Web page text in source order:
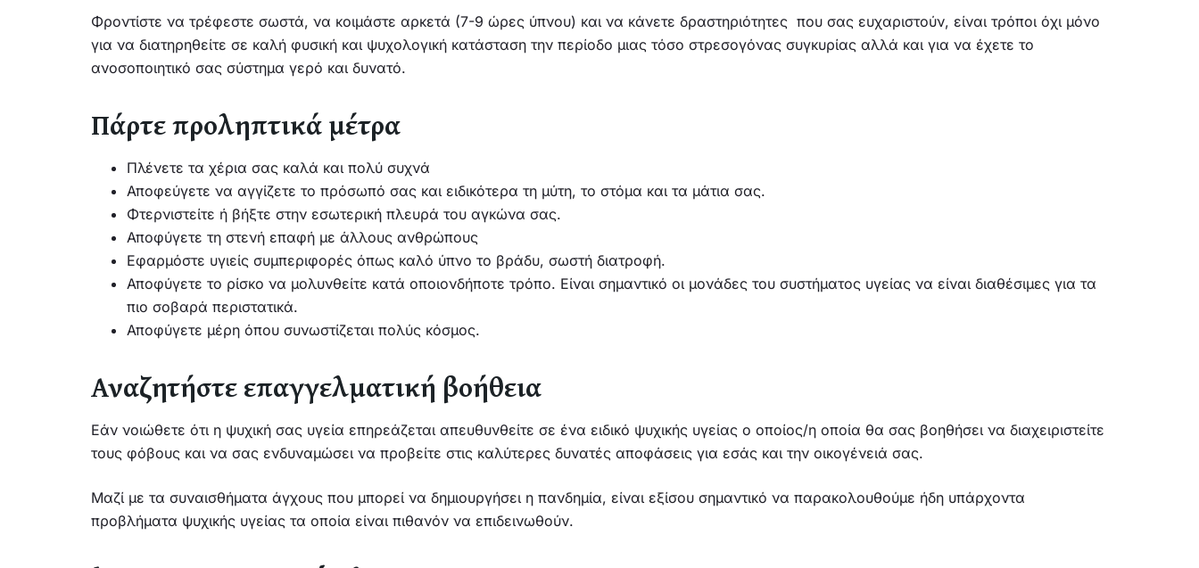
Φροντίστε να τρέφεστε σωστά, να κοιμάστε αρκετά (7-9 ώρες ύπνου) και να κάνετε δραστηριότητες που σας ευχαριστούν, είναι τρόποι όχι μόνο
για να διατηρηθείτε σε καλή φυσική και ψυχολογική κατάσταση την περίοδο μιας τόσο στρεσογόνας συγκυρίας αλλά και για να έχετε το
ανοσοποιητικό σας σύστημα γερό και δυνατό.
Πάρτεπροληπτικάμέτρα
Πλένετε τα χέρια σας καλά και πολύ συχνά
Αποφεύγετε να αγγίζετε το πρόσωπό σας και ειδικότερα τη μύτη, το στόμα και τα μάτια σας.
Φτερνιστείτε ή βήξτε στην εσωτερική πλευρά του αγκώνα σας.
Αποφύγετε τη στενή επαφή με άλλους ανθρώπους
Εφαρμόστε υγιείς συμπεριφορές όπως καλό ύπνο το βράδυ, σωστή διατροφή.
Αποφύγετε το ρίσκο να μολυνθείτε κατά οποιονδήποτε τρόπο. Είναι σημαντικό οι μονάδες του συστήματος υγείας να είναι διαθέσιμες για τα
πιο σοβαρά περιστατικά.
Αποφύγετε μέρη όπου συνωστίζεται πολύς κόσμος.
Αναζητήστε επαγγελματική βοήθεια
Εάν νοιώθετε ότι η ψυχική σας υγεία επηρεάζεται απευθυνθείτε σε ένα ειδικό ψυχικής υγείας ο οποίος/η οποία θα σας βοηθήσει να διαχειριστείτε
τους φόβους και να σας ενδυναμώσει να προβείτε στις καλύτερες δυνατές αποφάσεις για εσάς και την οικογένειά σας.
Μαζί με τα συναισθήματα άγχους που μπορεί να δημιουργήσει η πανδημία, είναι εξίσου σημαντικό να παρακολουθούμε ήδη υπάρχοντα
προβλήματα ψυχικής υγείας τα οποία είναι πιθανόν να επιδεινωθούν.